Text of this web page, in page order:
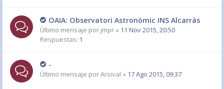
OAIA: Observatori Astronòmic INS Alcarràs
Último mensaje por jmpr « 11 Nov 2015, 20:50
Respuestas: 1
-
Último mensaje porArsival « 17 Ago 2015, 09:37